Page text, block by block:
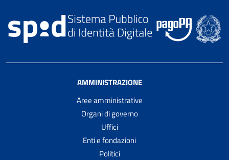
AMMINISTRAZIONE
Aree amministrative
Organi di governo
Uffici
Enti e fondazioni
Politici